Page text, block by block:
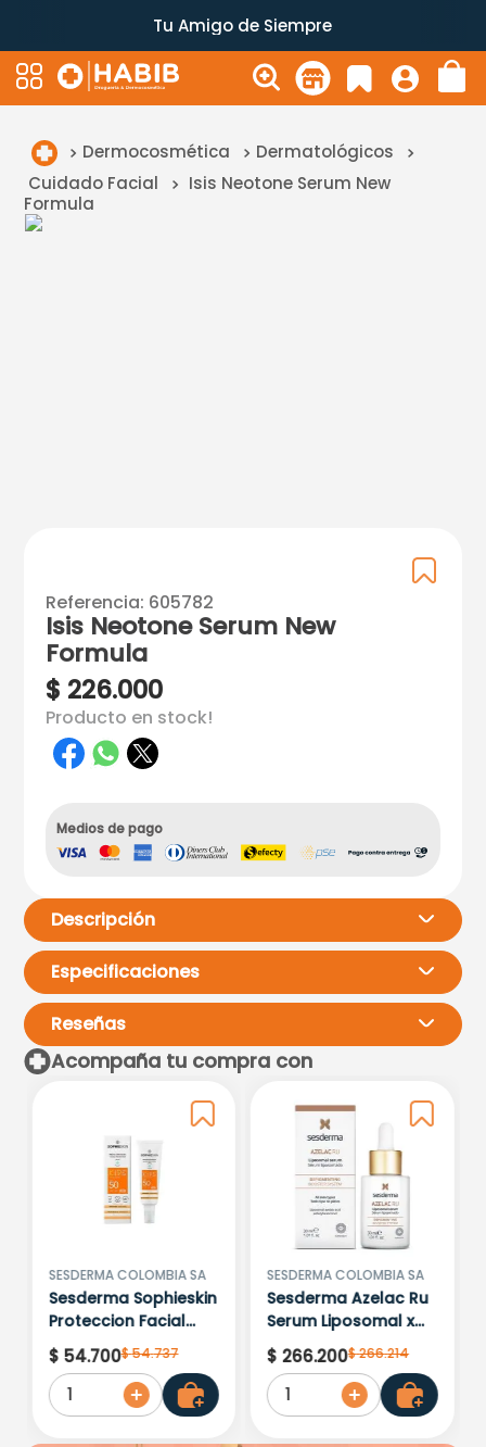
Tu Amigo de Siempre
Dermocosmética
Dermatológicos
Cuidado Facial
Isis Neotone Serum New
Formula
Referencia: 605782
Isis Neotone Serum New
Formula
$ 226.000
Producto en stock!
Medios de pago
Descripción
Especificaciones
Reseñas
Por favor, inicia sesión para
escribir un comentario.
Más reciente
Acompaña tu compra con
SESDERMA COLOMBIA SA
Sesderma Sophieskin
Proteccion Facial
Kids Hypoallergenic
Spf 500 Moisturising
$ 54.700$54.737
1
SESDERMA COLOMBIA SA
Sesderma Azelac Ru
Serum Liposomal x
30ml
$ 266.200$266.214
1